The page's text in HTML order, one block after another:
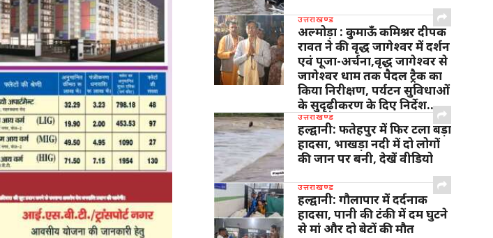
उत्तराखण्ड
अल्मोड़ा : कुमाऊँ कमिश्नर दीपक
रावत ने की वृद्ध जागेश्वर में दर्शन
एवं पूजा-अर्चना,वृद्ध जागेश्वर से
जागेश्वर धाम तक पैदल ट्रैक का
किया निरीक्षण, पर्यटन सुविधाओं
के सुदृढ़ीकरण के दिए निर्देश…
उत्तराखण्ड
हल्द्वानी: फतेहपुर में फिर टला बड़ा
हादसा, भाखड़ा नदी में दो लोगों
की जान पर बनी, देखें वीडियो
उत्तराखण्ड
हल्द्वानी: गौलापार में दर्दनाक
हादसा, पानी की टंकी में दम घुटने
से मां और दो बेटों की मौत